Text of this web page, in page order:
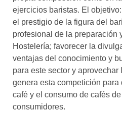
ejercicios baristas. El
el prestigio de la figura del
profesional de la preparación
Hostelería; favorecer la
ventajas del conocimiento y
para este sector y
genera esta competición para
café y el consumo de cafés
consumidores.